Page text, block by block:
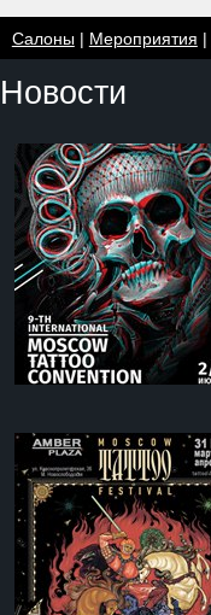
Салоны| Мероприятия |
Новости